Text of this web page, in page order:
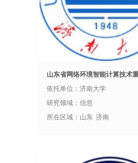
山东省网络环境智能计算技术
依托单位：济南大学
研究领域：信息
所在区域：山东 济南